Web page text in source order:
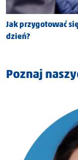
Jak przygotować
dzień?
Poznaj